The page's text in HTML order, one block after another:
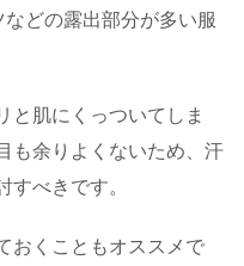
どの露出部分が多い服
と肌にくっついてしま
も余りよくないため、汗
べきです。
おくこともオススメで